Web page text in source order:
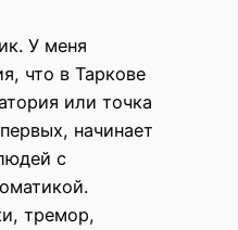
У меня
что в Таркове
или точка
начинает
с
тремор,